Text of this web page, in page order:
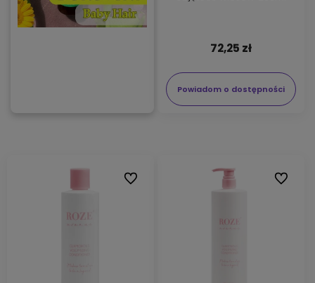
72,25 zł
Powiadom o dostępności
Do ulubionych Do